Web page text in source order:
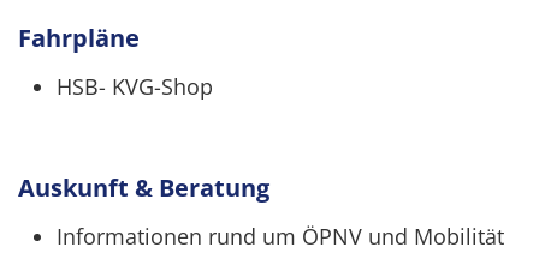
Fahrpläne
HSB- KVG-Shop
Auskunft & Beratung
Informationen rund um ÖPNV und Mobilität